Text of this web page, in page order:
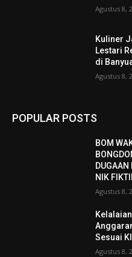
Agustus 8,
Kuliner
Lestari
di
Agustus 8,
POPULAR POSTS
BOM
DUGAAN
NIK
Agustus 8,
Sesuai
Agustus 8,